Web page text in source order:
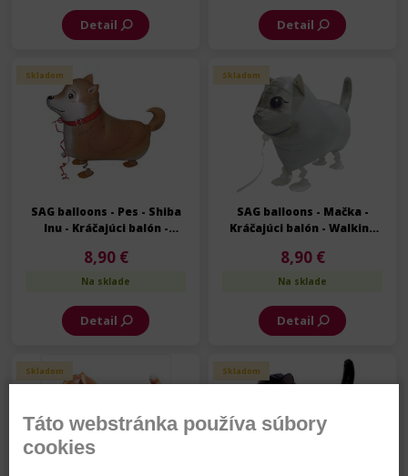
Detail Detail
Skladom
SAG balloons - Pes - Shiba
Inu - Kráčajúci balón -
8,90 €
Na sklade
Detail
Skladom
SAG balloons - Mačka -
Kráčajúci balón - Walking
8,90 €
Na sklade
Detail
Skladom Skladom
Táto webstránka používa súbory
cookies